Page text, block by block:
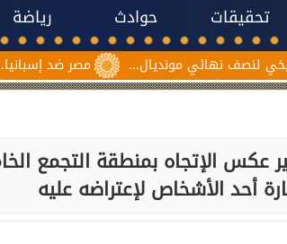
تحقيقات حوادث رياضة
مصر ضد إسبانيا.. موعد نهائي مونديال...
عكس الإتجاه بمنطقة التجمع
أحد الأشخاص لإعتراضه عليه